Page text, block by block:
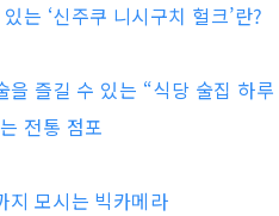
는 ‘신주쿠 니시구치 헐크’란?
을 즐길 수 있는 “식당 술집 하
전통 점포
지 모시는 빅카메라